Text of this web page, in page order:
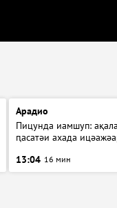
Арадио
Пицунда иамшуп:
ԥасатәи ахада
13:04 16 мин